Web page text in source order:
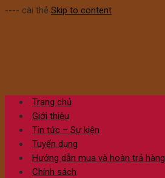
---- cài thẻ Skip to content
Trang chủ
Giới thiệu
Tin tức – Sự kiện
Tuyển dụng
Hướng dẫn mua và hoàn trả hàng
Chính sách